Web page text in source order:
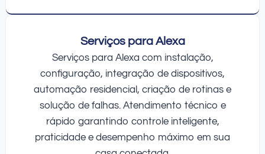
Serviços para Alexa
Serviços para Alexa com instalação,
configuração, integração de dispositivos,
automação residencial, criação de rotinas e
solução de falhas. Atendimento técnico e
rápido garantindo controle inteligente,
praticidade e desempenho máximo em sua